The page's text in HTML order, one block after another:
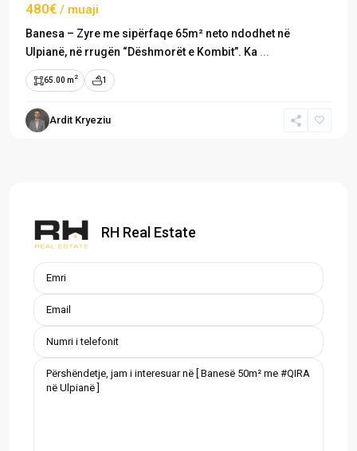
480€ / muaji
Banesa – Zyre me sipërfaqe 65m² neto ndodhet në
Ulpianë, në rrugën “Dëshmorët e Kombit”. Ka ...
65.00 m 2 1
Ardit Kryeziu
RH Real Estate